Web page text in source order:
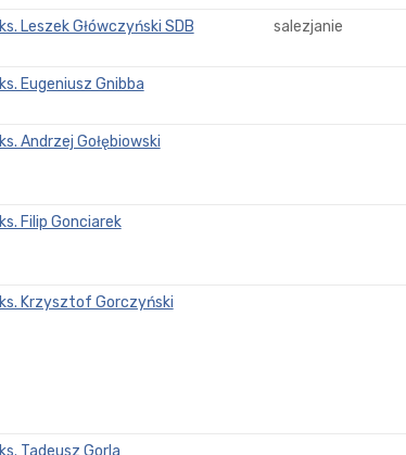
ks. Leszek Główczyński SDB
salezjanie
ks. Eugeniusz Gnibba
ks. Andrzej Gołębiowski
ks. Filip Gonciarek
ks. Krzysztof Gorczyński
ks. Tadeusz Gorla